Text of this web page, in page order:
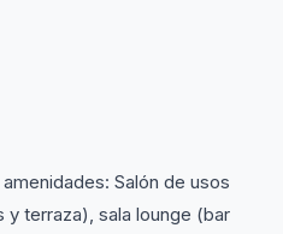
Salón de usos
terraza), sala lounge (bar